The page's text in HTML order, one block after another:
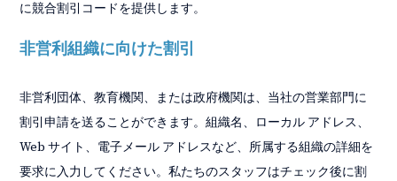
に競合割引コードを提供します。
非営利組織に向けた割引
非営利団体、教育機関、または政府機関は、当社の営業部門に
割引申請を送ることができます。組織名、ローカル アドレス、
Web サイト、電子メール アドレスなど、所属する組織の詳細を
要求に入力してください。私たちのスタッフはチェック後に割